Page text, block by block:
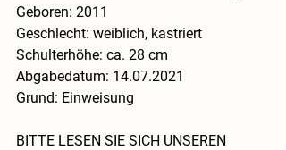
​Geboren: 2011
​Geschlecht: weiblich, kastriert
​Schulterhöhe: ca. 28 cm
​Abgabedatum: 14.07.2021
​Grund: Einweisung
BITTE LESEN SIE SICH UNSEREN